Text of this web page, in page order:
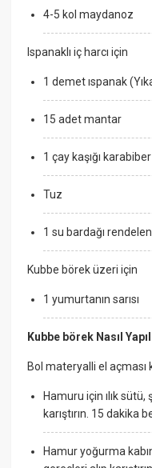
4-5 kol maydanoz
Ispanaklı iç harcı için
1 demet ıspanak
15 adet mantar
1 çay kaşığı karabiber
Tuz
1 su bardağı
Kubbe börek üzeri için
1 yumurtanın sarısı
Kubbe börek Nasıl
Bol materyalli el açması
Hamuru için ılık
karıştırın. 15 dakika
Hamur yoğurma